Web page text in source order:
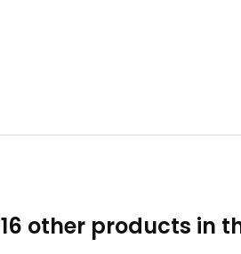
16 other products in
ADD TO CART